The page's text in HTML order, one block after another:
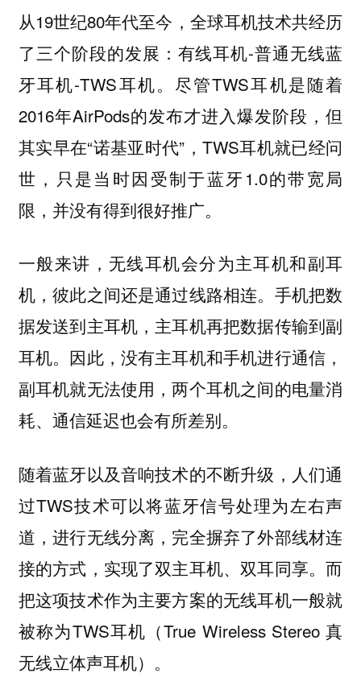
从19世纪80年代至今，全球耳机技术共经历
了三个阶段的发展：有线耳机-普通无线蓝
牙耳机-TWS耳机。尽管TWS耳机是随着
2016年AirPods的发布才进入爆发阶段，但
其实早在“诺基亚时代”，TWS耳机就已经问
世，只是当时因受制于蓝牙1.0的带宽局
限，并没有得到很好推广。
一般来讲，无线耳机会分为主耳机和副耳
机，彼此之间还是通过线路相连。手机把数
据发送到主耳机，主耳机再把数据传输到副
耳机。因此，没有主耳机和手机进行通信，
副耳机就无法使用，两个耳机之间的电量消
耗、通信延迟也会有所差别。
随着蓝牙以及音响技术的不断升级，人们通
过TWS技术可以将蓝牙信号处理为左右声
道，进行无线分离，完全摒弃了外部线材连
接的方式，实现了双主耳机、双耳同享。而
把这项技术作为主要方案的无线耳机一般就
被称为TWS耳机（True Wireless Stereo 真
无线立体声耳机）。